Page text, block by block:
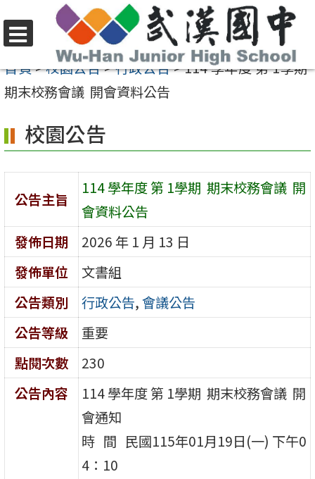
至
要
容
區
選
單
首頁>校園公告>行政公告>114 學年度 第 1學期
期末校務會議 開會資料公告
校園公告
公告主旨
114 學年度 第 1學期 期末校務會議 開
會資料公告
發佈日期
2026 年 1 月 13 日
發佈單位
文書組
公告類別
行政公告,會議公告
公告等級
重要
點閱次數
230
公告內容
114 學年度 第 1學期 期末校務會議 開
會通知
時 間 民國115年01月19日(一) 下午0
4：10